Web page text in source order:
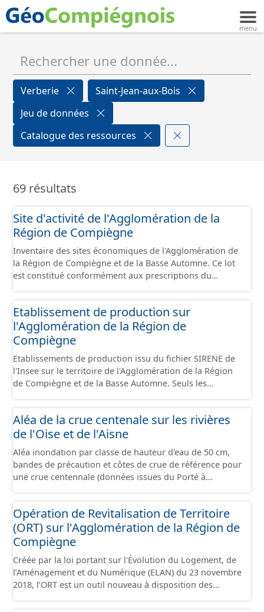
Verberie
Saint-Jean-aux-Bois
Jeu de données
Catalogue des ressources
69 résultats
Site d'activité de l'Agglomération de la
Région de Compiègne
Inventaire des sites économiques de l'Agglomération de
la Région de Compiègne et de la Basse Automne. Ce lot
est constitué conformément aux prescriptions du
Etablissement de production sur
l'Agglomération de la Région de
Compiègne
Etablissements de production issu du fichier SIRENE de
l'Insee sur le territoire de l'Agglomération de la Région
de Compiègne et de la Basse Automne. Seuls les
et structurés conformément aux prescriptions du
standard CNIG Sites Economiques. Ce lot ne contient pas
jour. Il est filtré au-delà des prescriptions du CNIG se
limitant aux SCI.
Aléa de la crue centenale sur les rivières
de l'Oise et de l'Aisne
Aléa inondation par classe de hauteur d'eau de 50 cm,
bandes de précaution et côtes de crue de référence pour
une crue centennale (données issues du Porté à
Opération de Revitalisation de Territoire
(ORT) sur l'Agglomération de la Région de
Compiègne
Créée par la loi portant sur l'Évolution du Logement, de
l’Aménagement et du Numérique (ELAN) du 23 novembre
2018, l’ORT est un outil nouveau à disposition des